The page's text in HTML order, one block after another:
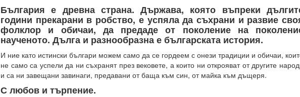
България е древна страна. Държава, която въпреки
години прекарани в робство, е успяла да съхрани и развие
фолклор и обичаи, да предаде от поколение на
наученото. Дълга и разнообразна е българската история.
И ние като истински българи можем само да се гордеем с онези традиции и обичаи,
не само са успели да ни съхранят през вековете, а които ни открояват от другите
и са ни завещани завинаги, предавани от баща към син, от майка към дъщеря.
С любов и търпение.